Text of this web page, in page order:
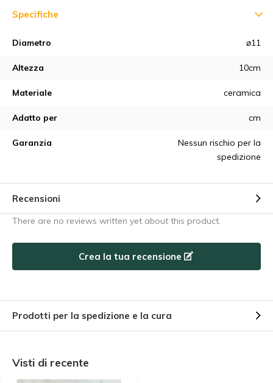
Specifiche
Diametro ⌀11
Altezza 10cm
Materiale ceramica
Adatto per cm
Garanzia
Nessun rischio per la
spedizione
Recensioni
There are no reviews written yet about this product.
Crea la tua recensione
Prodotti per la spedizione e la cura
Visti di recente